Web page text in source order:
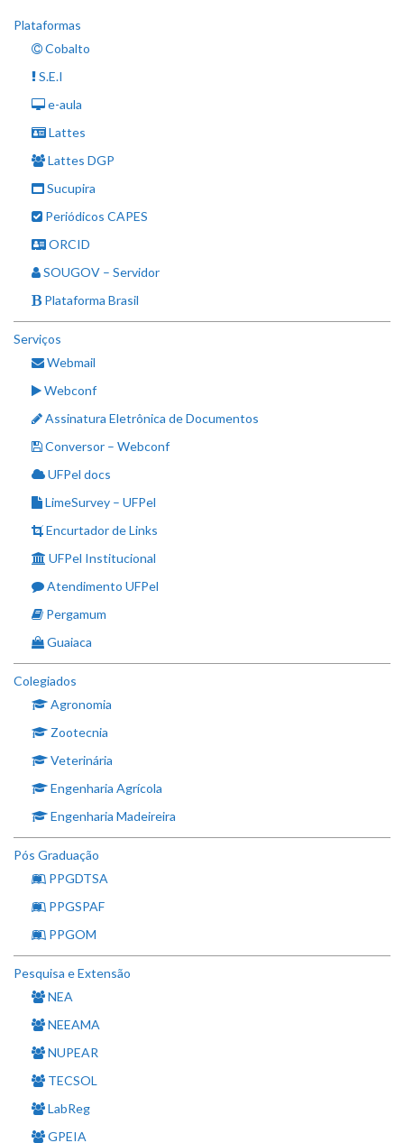
Plataformas
Cobalto
S.E.I
e-aula
Lattes
Lattes DGP
Sucupira
Periódicos CAPES
ORCID
SOUGOV – Servidor
Plataforma Brasil
Serviços
Webmail
Webconf
Assinatura Eletrônica de Documentos
Conversor – Webconf
UFPel docs
LimeSurvey – UFPel
Encurtador de Links
UFPel Institucional
Atendimento UFPel
Pergamum
Guaiaca
Colegiados
Agronomia
Zootecnia
Veterinária
Engenharia Agrícola
Engenharia Madeireira
Pós Graduação
PPGDTSA
PPGSPAF
PPGOM
Pesquisa e Extensão
NEA
NEEAMA
NUPEAR
TECSOL
LabReg
GPEIA